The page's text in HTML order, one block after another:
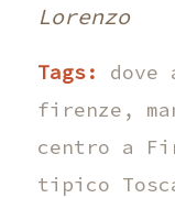
Lorenzo
Tags:
dove
firenze ,
centro a
tipico